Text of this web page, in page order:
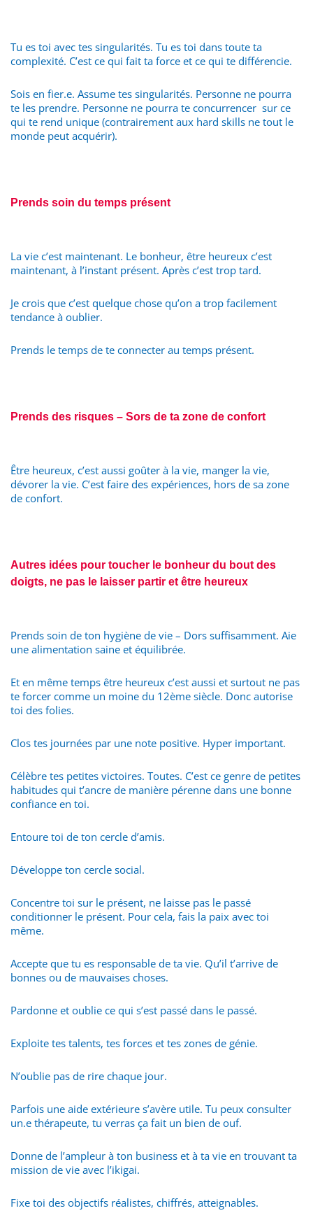
Tu es toi avec tes singularités. Tu es toi dans toute ta
complexité. C’est ce qui fait ta force et ce qui te différencie.
Sois en fier.e. Assume tes singularités. Personne ne pourra
te les prendre. Personne ne pourra te concurrencer sur ce
qui te rend unique (contrairement aux hard skills ne tout le
monde peut acquérir).
Prends soin du temps présent
La vie c’est maintenant. Le bonheur, être heureux c’est
maintenant, à l’instant présent. Après c’est trop tard.
Je crois que c’est quelque chose qu’on a trop facilement
tendance à oublier.
Prends le temps de te connecter au temps présent.
Prends des risques – Sors de ta zone de confort
Être heureux, c’est aussi goûter à la vie, manger la vie,
dévorer la vie. C’est faire des expériences, hors de sa zone
de confort.
Autres idées pour toucher le bonheur du bout des
doigts, ne pas le laisser partir et être heureux
Prends soin de ton hygiène de vie – Dors suffisamment. Aie
une alimentation saine et équilibrée.
Et en même temps être heureux c’est aussi et surtout ne pas
te forcer comme un moine du 12ème siècle. Donc autorise
toi des folies.
Clos tes journées par une note positive. Hyper important.
Célèbre tes petites victoires. Toutes. C’est ce genre de petites
habitudes qui t’ancre de manière pérenne dans une bonne
confiance en toi.
Entoure toi de ton cercle d’amis.
Développe ton cercle social.
Concentre toi sur le présent, ne laisse pas le passé
conditionner le présent. Pour cela, fais la paix avec toi
même.
Accepte que tu es responsable de ta vie. Qu’il t’arrive de
bonnes ou de mauvaises choses.
Pardonne et oublie ce qui s’est passé dans le passé.
Exploite tes talents, tes forces et tes zones de génie.
N’oublie pas de rire chaque jour.
Parfois une aide extérieure s’avère utile. Tu peux consulter
un.e thérapeute, tu verras ça fait un bien de ouf.
Donne de l’ampleur à ton business et à ta vie en trouvant ta
mission de vie avec l’ikigai.
Fixe toi des objectifs réalistes, chiffrés, atteignables.